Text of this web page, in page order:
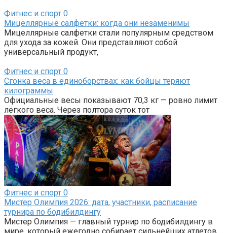
Фитнес и спорт 0
Мицеллярные салфетки: когда они незаменимы
Мицеллярные салфетки стали популярным средством
для ухода за кожей. Они представляют собой
универсальный продукт,
Фитнес и спорт 0
Сгонка веса в единоборствах: как бойцы теряют
килограммы
Официальные весы показывают 70,3 кг — ровно лимит
лёгкого веса. Через полтора суток тот
Фитнес и спорт 0
Мистер Олимпия 2026: дата, участники, расписание
турнира по бодибилдингу
Мистер Олимпия — главный турнир по бодибилдингу в